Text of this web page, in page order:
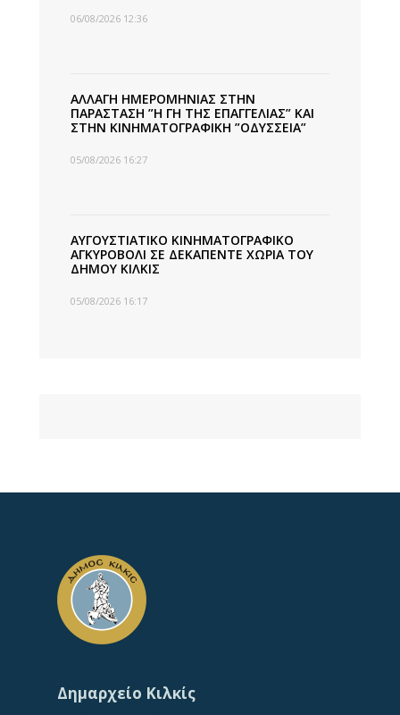
06/08/2026 12:36
ΑΛΛΑΓΗ ΗΜΕΡΟΜΗΝΙΑΣ ΣΤΗΝ
ΠΑΡΑΣΤΑΣΗ ”Η ΓΗ ΤΗΣ ΕΠΑΓΓΕΛΙΑΣ” ΚΑΙ
ΣΤΗΝ ΚΙΝΗΜΑΤΟΓΡΑΦΙΚΗ ”ΟΔΥΣΣΕΙΑ”
05/08/2026 16:27
ΑΥΓΟΥΣΤΙΑΤΙΚΟ ΚΙΝΗΜΑΤΟΓΡΑΦΙΚΟ
ΑΓΚΥΡΟΒΟΛΙ ΣΕ ΔΕΚΑΠΕΝΤΕ ΧΩΡΙΑ ΤΟΥ
ΔΗΜΟΥ ΚΙΛΚΙΣ
05/08/2026 16:17
Δημαρχείο Κιλκίς